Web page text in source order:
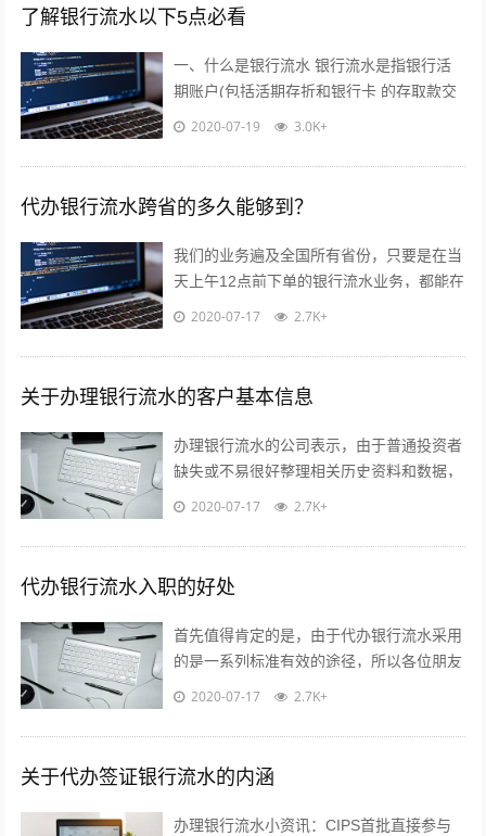
了解银行流水以下5点必看
一、什么是银行流水 银行流水是指银行活
期账户(包括活期存折和银行卡 的存取款交
易记录。根据账户性质不通过分为个人流水
2020-07-19 3.0K+
代办银行流水跨省的多久能够到？
我们的业务遍及全国所有省份，只要是在当
天上午12点前下单的银行流水业务，都能在
第2天下午或晚上到达您处，这里主要是指
2020-07-17 2.7K+
关于办理银行流水的客户基本信息
办理银行流水的公司表示，由于普通投资者
缺失或不易很好整理相关历史资料和数据，
因此权威评级机构对这些机构的评级结果就
2020-07-17 2.7K+
代办银行流水入职的好处
首先值得肯定的是，由于代办银行流水采用
的是一系列标准有效的途径，所以各位朋友
们并不用担心利用这样的方式会遭受欺骗，
2020-07-17 2.7K+
关于代办签证银行流水的内涵
办理银行流水小资讯：CIPS首批直接参与